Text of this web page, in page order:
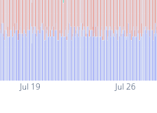
Jul 19 Jul 26